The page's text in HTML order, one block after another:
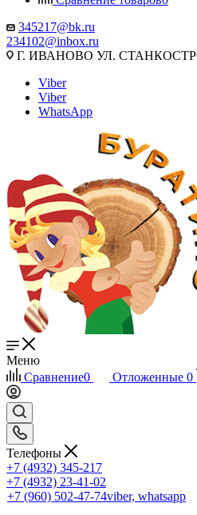
345217@bk.ru
234102@inbox.ru
Г. ИВАНОВО УЛ.
Viber
Viber
WhatsApp
Меню
Сравнение0 Отложенные 0
Телефоны
+7 (4932) 345-217
+7 (4932) 23-41-02
+7 (960) 502-47-74viber, whatsapp